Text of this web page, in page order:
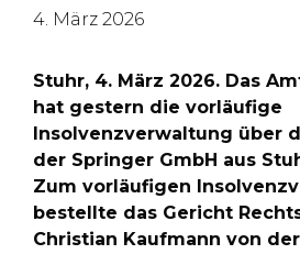
4. März 2026
Stuhr, 4. März 2026. Das
hat gestern die vorläufige
Insolvenzverwaltung über
der Springer GmbH aus
Zum vorläufigen
bestellte das Gericht
Christian Kaufmann von der